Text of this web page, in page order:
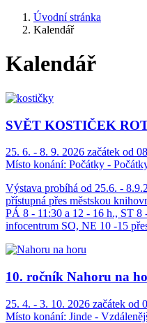
Úvodní stránka
Kalendář
Kalendář
SVĚT KOSTIČEK
25. 6. - 8. 9. 2026 začátek od
Místo konání: Počátky -
Výstava probíhá od 25.6. -
přístupná přes městskou
PÁ 8 - 11:30 a 12 - 16 h., ST 8
infocentrum SO, NE 10 -15
10. ročník Nahoru na
25. 4. - 3. 10. 2026 začátek od
Místo konání: Jinde -